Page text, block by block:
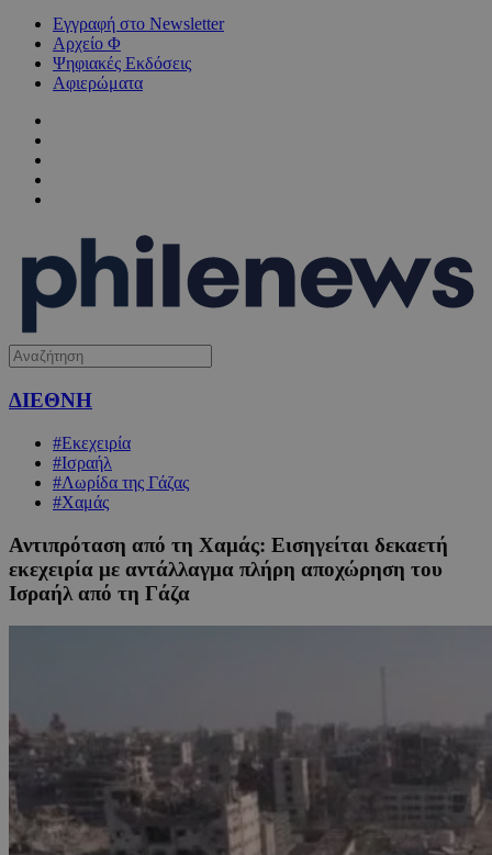
Εγγραφή στο Newsletter
Αρχείο Φ
Ψηφιακές Εκδόσεις
Αφιερώματα
ΔΙΕΘΝΗ
#Εκεχειρία
#Ισραήλ
#Λωρίδα της Γάζας
#Χαμάς
Αντιπρόταση από τη Χαμάς: Εισηγείται δεκαετή
εκεχειρία με αντάλλαγμα πλήρη αποχώρηση του
Ισραήλ από τη Γάζα